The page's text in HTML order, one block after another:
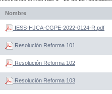
Nombre
IESS-HJCA-CGPE-2022-0124-R.pdf
Resolución Reforma 101
Resolución Reforma 102
Resolución Reforma 103